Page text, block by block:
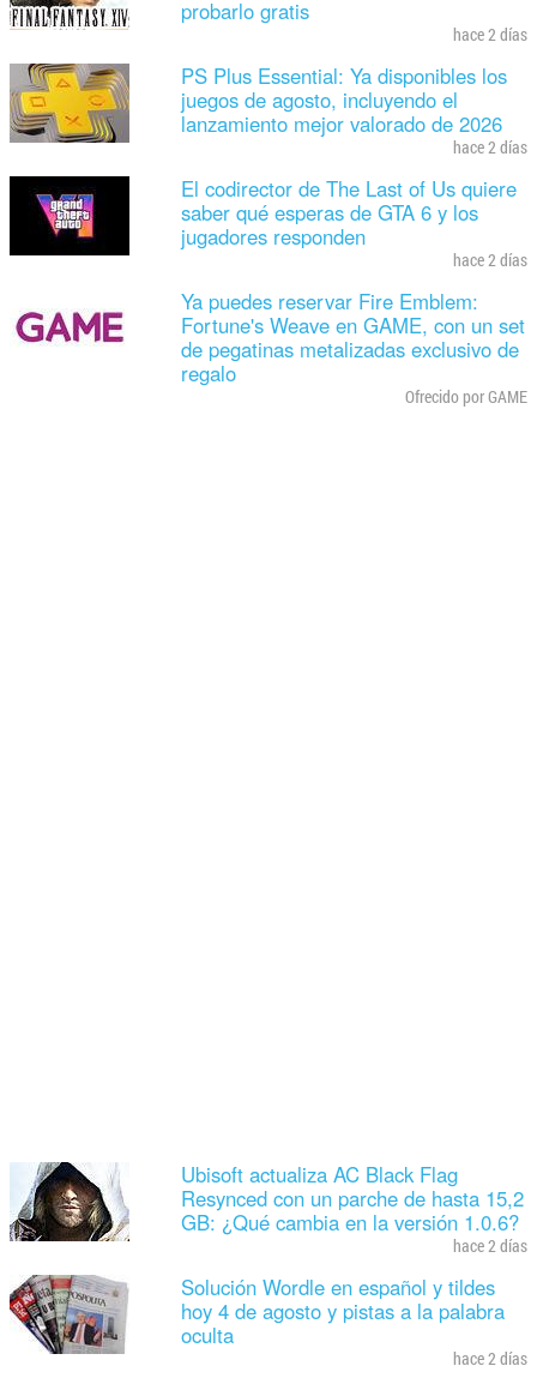
probarlo gratis
hace 2 días
PS Plus Essential: Ya disponibles los
juegos de agosto, incluyendo el
lanzamiento mejor valorado de 2026
hace 2 días
El codirector de The Last of Us quiere
saber qué esperas de GTA 6 y los
jugadores responden
hace 2 días
Ya puedes reservar Fire Emblem:
Fortune's Weave en GAME, con un set
de pegatinas metalizadas exclusivo de
regalo
Ofrecido por GAME
Ubisoft actualiza AC Black Flag
Resynced con un parche de hasta 15,2
GB: ¿Qué cambia en la versión 1.0.6?
hace 2 días
Solución Wordle en español y tildes
hoy 4 de agosto y pistas a la palabra
oculta
hace 2 días